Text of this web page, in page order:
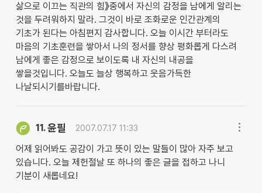
삶으로 이끄는 직관의 힘》중에서 자신의 감정을 남에게 알리는
것을 두려워하지 말라. 그것이 바로 조화로운 인간관계의
기초가 된다는 아침편지 감사합니다. 오늘 이시간 부터라도
마음의 기초훈련을 쌓아서 나의 정서를 향상 평화롭게 다스려
남에게 좋은 감정으로 보이도록 내 자신의 내공을
쌓을것입니다. 오늘도 늘상 행복하고 웃음가득한
나날되시기를바랍니다.
11.윤필 2007.07.17 11:33
어제 읽어봐도 공감이 가고 뜻이 있는 말들이 많아 자주 보고
있습니다. 오늘 제헌절날 또 하나의 좋은 글을 접하고 나니
기분이 새롭네요!